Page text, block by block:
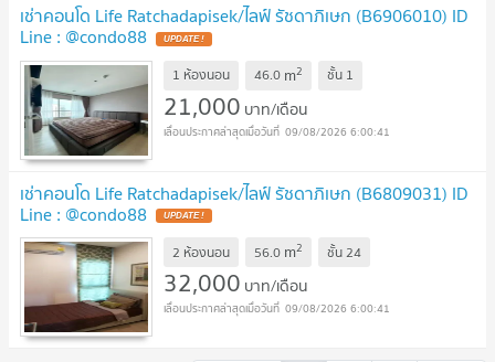
เช่าคอนโด Life Ratchadapisek/ไลฟ์ รัชดาภิเษก (B6906010) ID
Line : @condo88 UPDATE !
1 ห้องนอน 46.0 m2 ชั้น 1
21,000 บาท/เดือน
09/08/2026 6:00:41
เช่าคอนโด Life Ratchadapisek/ไลฟ์ รัชดาภิเษก (B6809031) ID
Line : @condo88 UPDATE !
2 ห้องนอน 56.0 m2 ชั้น24
32,000 บาท/เดือน
09/08/2026 6:00:41